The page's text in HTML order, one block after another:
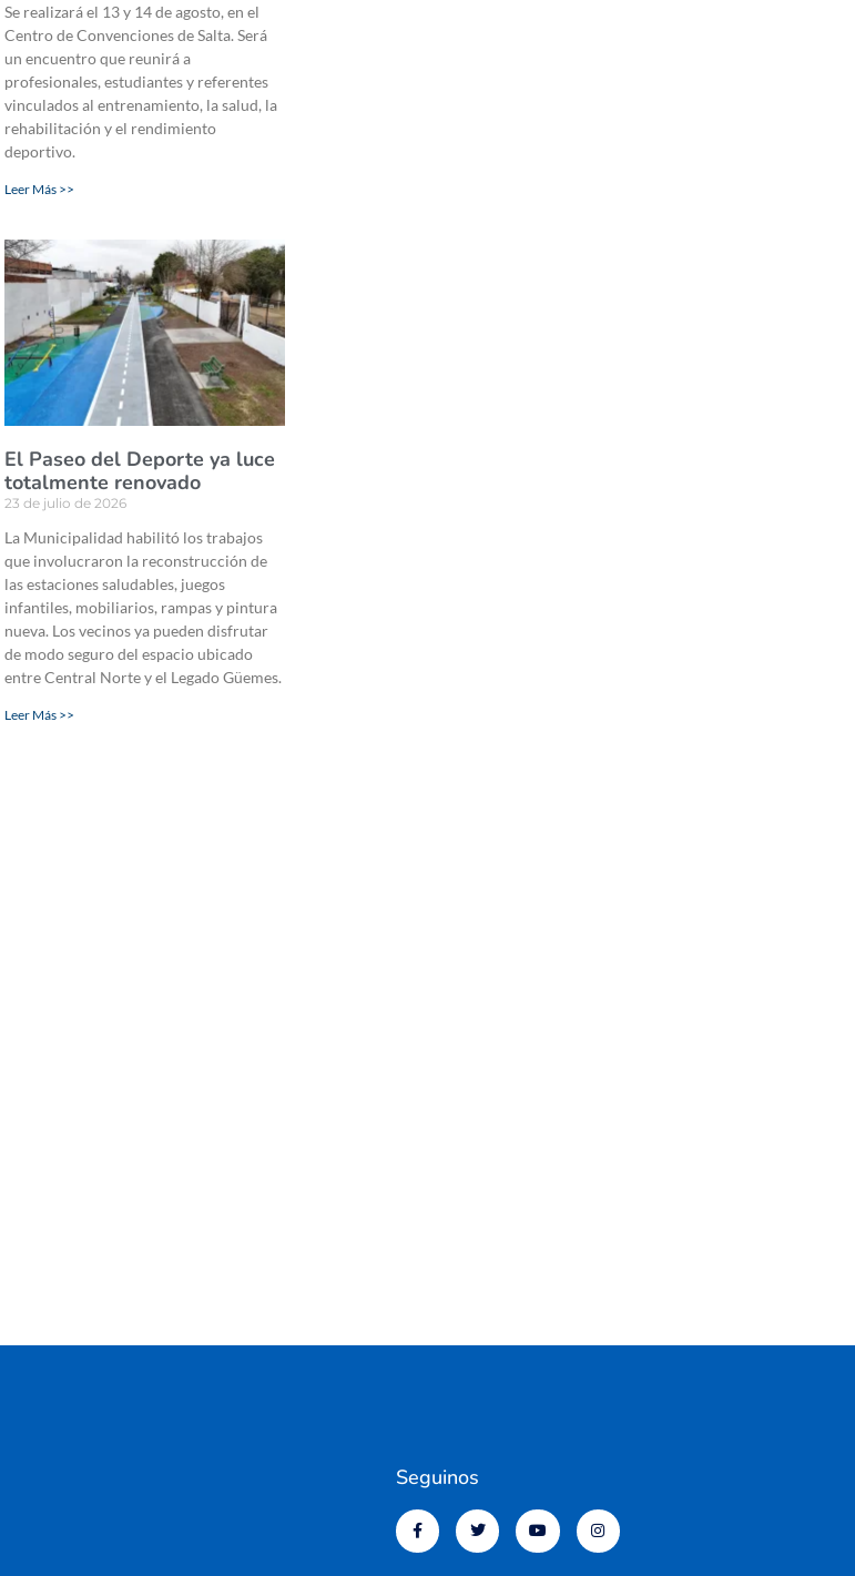
Se realizará el 13 y 14 de agosto, en el
Centro de Convenciones de Salta. Será
un encuentro que reunirá a
profesionales, estudiantes y referentes
vinculados al entrenamiento, la salud, la
rehabilitación y el rendimiento
deportivo.
Leer Más >>
El Paseo del Deporte ya luce
totalmente renovado
23 de julio de 2026
La Municipalidad habilitó los trabajos
que involucraron la reconstrucción de
las estaciones saludables, juegos
infantiles, mobiliarios, rampas y pintura
nueva. Los vecinos ya pueden disfrutar
de modo seguro del espacio ubicado
entre Central Norte y el Legado Güemes.
Leer Más >>
Seguinos